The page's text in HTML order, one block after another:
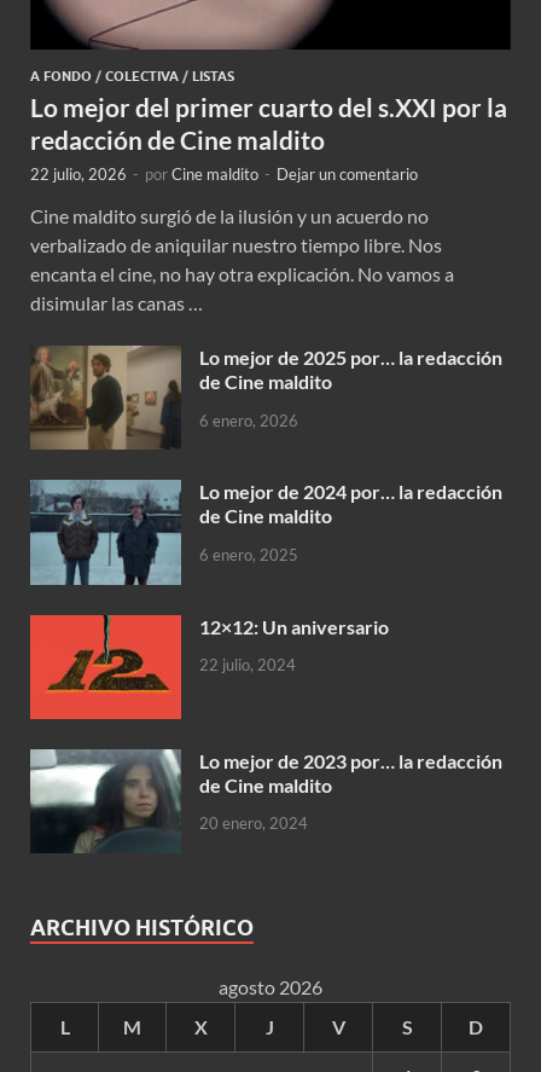
A FONDO / COLECTIVA / LISTAS
Lo mejor del primer cuarto del s.XXI por la
redacción de Cine maldito
22 julio, 2026 - porCine maldito - Dejar un comentario
Cine maldito surgió de la ilusión y un acuerdo no
verbalizado de aniquilar nuestro tiempo libre. Nos
encanta el cine, no hay otra explicación. No vamos a
disimular las canas …
Lo mejor de 2025 por… la redacción
de Cine maldito
6 enero, 2026
Lo mejor de 2024 por… la redacción
de Cine maldito
6 enero, 2025
12×12: Un aniversario
22 julio, 2024
Lo mejor de 2023 por… la redacción
de Cine maldito
20 enero, 2024
ARCHIVO HISTÓRICO
agosto 2026
L
M X J V S D